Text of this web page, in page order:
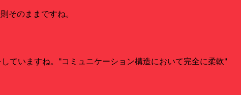
そのままですね。
ていますね。"コミュニケーション構造において完全に柔軟"